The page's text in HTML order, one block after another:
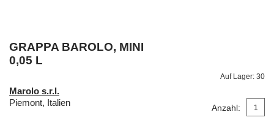
GRAPPA BAROLO, MINI
0,05 L
Marolo s.r.l.
Piemont, Italien
Auf Lager: 30
Anzahl: